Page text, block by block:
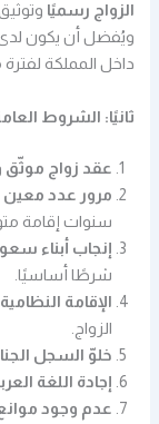
الزواج رسميًا
ويُفضل أن يكون لدى
داخل المملكة
ثانيًا: الشروط
عقد زواج موثّق
مرور عدد
سنوات إقامة
إنجاب أبناء
شرطًا أساسيًا.
الإقامة
الزواج.
خلوّ السجل
إجادة اللغة
عدم وجود